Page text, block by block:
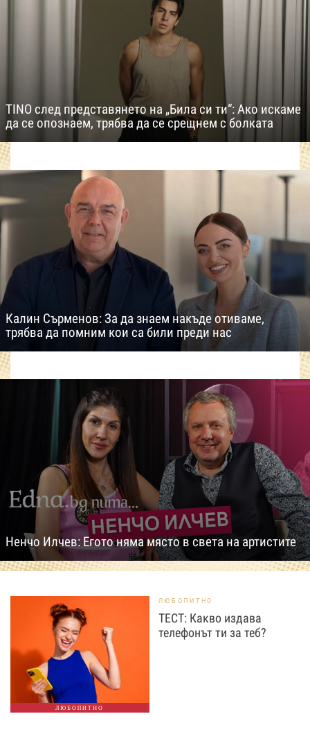
TINO след представянето на „Била си ти“: Ако искаме
да се опознаем, трябва да се срещнем с болката
Калин Сърменов: За да знаем накъде отиваме,
трябва да помним кои са били преди нас
Ненчо Илчев: Егото няма място в света на артистите
ЛЮБОПИТНО
ЛЮБОПИТНО
ТЕСТ: Какво издава
телефонът ти за теб?